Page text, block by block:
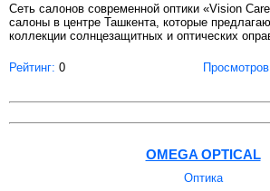
Сеть салонов современной оптики «Vision
салоны в центре Ташкента, которые
коллекции солнцезащитных и оптических
Рейтинг: 0 Просмотров
OMEGA OPTICAL
Оптика